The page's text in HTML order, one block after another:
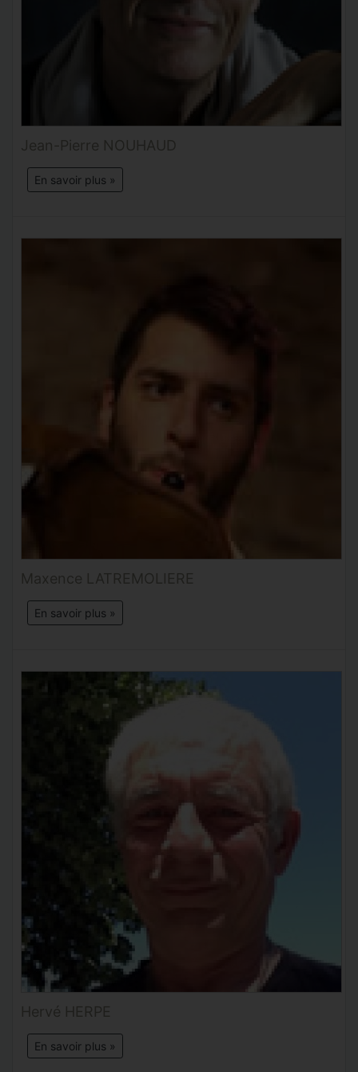
Jean-Pierre NOUHAUD
En savoir plus »
Maxence LATREMOLIERE
En savoir plus »
Hervé HERPE
En savoir plus »